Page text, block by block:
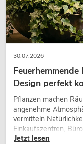
30.07.2026
Design perfekt
Pflanzen machen
angenehme
vermitteln
Einkaufszentren,
eine hochwertige
Jetzt lesen